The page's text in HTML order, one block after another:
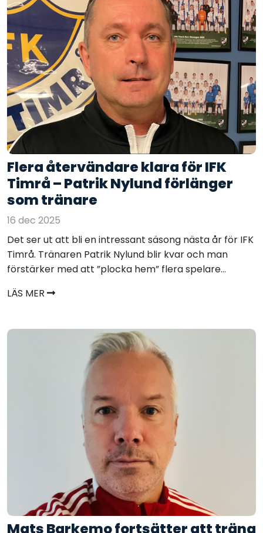
Flera återvändare klara för IFK
Timrå – Patrik Nylund förlänger
som tränare
16 dec 2025
Det ser ut att bli en intressant säsong nästa år för IFK
Timrå. Tränaren Patrik Nylund blir kvar och man
förstärker med att ”plocka hem” flera spelare...
LÄS MER
Mats Barkemo fortsätter att träna